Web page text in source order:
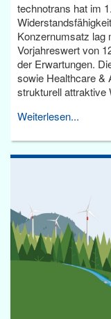
technotrans hat im
Konzernumsatz lag
Vorjahreswert von
der Erwartungen.
sowie Healthcare &
strukturell attraktive
Weiterlesen...